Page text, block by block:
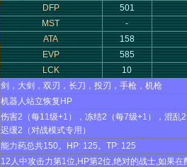
DFP
501
MST
-
ATA
158
EVP
585
LCK
10
剑，大剑，双刃，长刀，投刃，手枪，机枪
机器人站立恢复HP
伤害2（每11级+1），冻结2（每7级+1），混乱2
迟缓2（对战模式专用）
能力药总共150。HP: 125。TP: 125
12人中攻击力第1位,HP第2位,绝对的战士,如果在